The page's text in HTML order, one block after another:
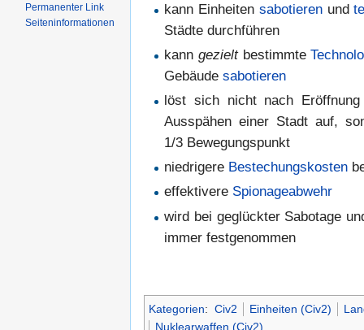
kann Einheiten sabotierenund
Städte durchführen
kann gezieltbestimmte
Gebäudesabotieren
löst sich nicht nach
Ausspähen einer Stadt auf,
1/3 Bewegungspunkt
niedrigere Bestechungskosten
effektivere Spionageabwehr
wird bei geglückter Sabotage
immer festgenommen
Kategorien: Civ2 Einheiten (Civ2)
Nuklearwaffen (Civ2)
Permanenter Link
Seiten­informationen